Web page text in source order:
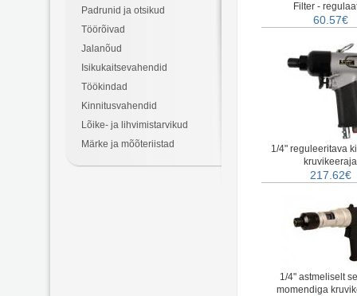
Padrunid ja otsikud
Töörõivad
Jalanõud
Isikukaitsevahendid
Töökindad
Kinnitusvahendid
Lõike- ja lihvimistarvikud
Märke ja mõõteriistad
Filter -
60.57€
1/4" reguleeritava
kruvikeeraja
217.62€
1/4" astmeliselt
momendiga